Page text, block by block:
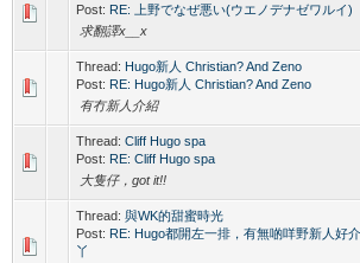
Post: RE: 上野でなぜ悪い(ウエノデナゼワルイ)
求翻譯x__x
Thread: Hugo新人 Christian? And Zeno
Post: RE: Hugo新人 Christian? And Zeno
有冇新人介紹
Thread: Cliff Hugo spa
Post: RE: Cliff Hugo spa
大隻仔，got it!!
Thread: 與WK的甜蜜時光
Post: RE: Hugo都開左一排，有無啲咩野新人好
丫